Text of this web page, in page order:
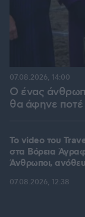
Ο ένας
θα άφηνε ποτέ
07.08.2026, 14:00
To video του
στα Βόρεια
Άνθρωποι,
07.08.2026, 12:38